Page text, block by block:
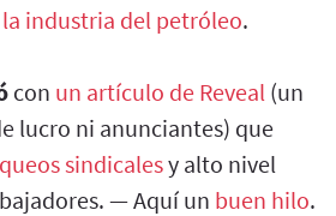
la industria del petróleo.
con un artículo de Reveal (un
lucro ni anunciantes) que
sindicalesy alto nivel
— Aquí un buen hilo.